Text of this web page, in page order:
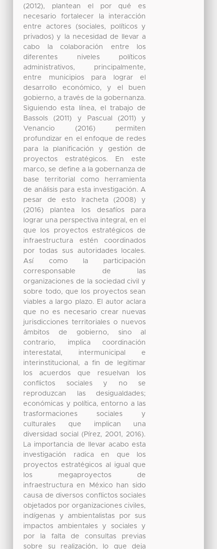
(2012), plantean el por qué es
necesario fortalecer la interacción
entre actores (sociales, políticos y
privados) y la necesidad de llevar a
cabo la colaboración entre los
diferentes niveles políticos
administrativos, principalmente,
entre municipios para lograr el
desarrollo económico, y el buen
gobierno, a través de la gobernanza.
Siguiendo esta línea, el trabajo de
Bassols (2011) y Pascual (2011) y
Venancio (2016) permiten
profundizar en el enfoque de redes
para la planificación y gestión de
proyectos estratégicos. En este
marco, se define a la gobernanza de
base territorial como herramienta
de análisis para esta investigación. A
pesar de esto Iracheta (2008) y
(2016) plantea los desafíos para
lograr una perspectiva integral, en el
que los proyectos estratégicos de
infraestructura estén coordinados
por todas sus autoridades locales.
Así como la participación
corresponsable de las
organizaciones de la sociedad civil y
sobre todo, que los proyectos sean
viables a largo plazo. El autor aclara
que no es necesario crear nuevas
jurisdicciones territoriales o nuevos
ámbitos de gobierno, sino al
contrario, implica coordinación
interestatal, intermunicipal e
interinstitucional, a fin de legitimar
los acuerdos que resuelvan los
conflictos sociales y no se
reproduzcan las desigualdades;
económicas y política, entorno a las
trasformaciones sociales y
culturales que implican una
diversidad social (Pírez, 2001, 2016).
La importancia de llevar acabo esta
investigación radica en que los
proyectos estratégicos al igual que
los megaproyectos de
infraestructura en México han sido
causa de diversos conflictos sociales
objetados por organizaciones civiles,
indígenas y ambientalistas por sus
impactos ambientales y sociales y
por la falta de consultas previas
sobre su realización, lo que deja